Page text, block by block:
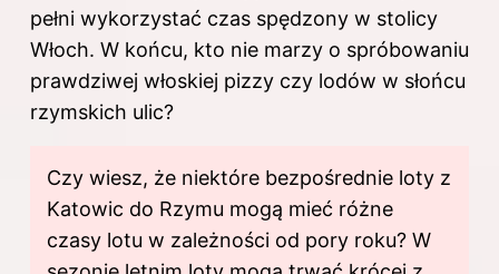
pełni wykorzystać czas spędzony w stolicy
Włoch. W końcu, kto nie marzy o spróbowaniu
prawdziwej włoskiej pizzy czy lodów w słońcu
rzymskich ulic?
Czy wiesz, że niektóre bezpośrednie loty z
Katowic do Rzymu mogą mieć różne
czasy lotu w zależności od pory roku? W